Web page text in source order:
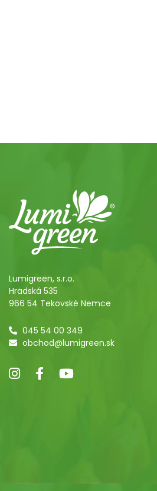
Lumigreen, s.r.o.
Hradská 535
966 54 Tekovské Nemce
045 54 00 349
obchod@lumigreen.sk